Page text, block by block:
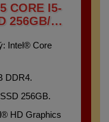
CORE I5-
256GB/
Intel® Core
DDR4.
256GB.
HD Graphics